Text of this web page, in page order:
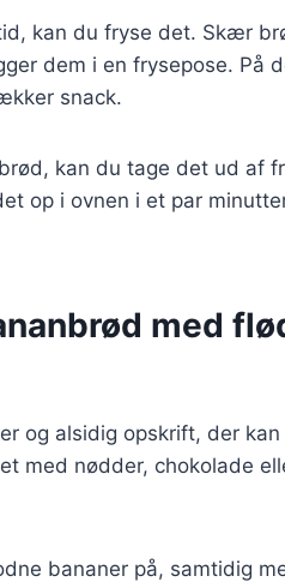
kan du fryse det. Skær
dem i en frysepose. På
snack.
kan du tage det ud af
op i ovnen i et par
med
og alsidig opskrift, der
med nødder, chokolade
bananer på, samtidig